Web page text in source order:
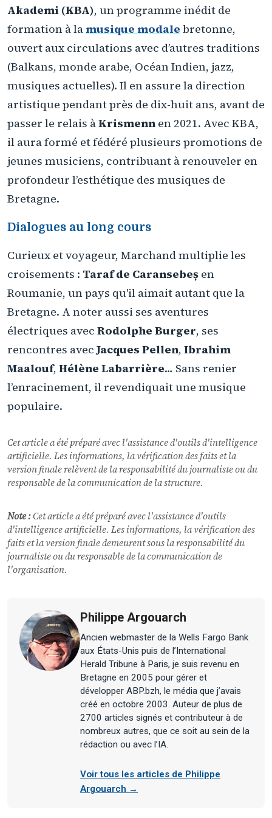
Akademi (KBA), un programme inédit de
formation à lamusique modale bretonne,
ouvert aux circulations avec d’autres traditions
(Balkans, monde arabe, Océan Indien, jazz,
musiques actuelles). Il en assure la direction
artistique pendant près de dix-huit ans, avant de
passer le relais àKrismenn en 2021. Avec KBA,
il aura formé et fédéré plusieurs promotions de
jeunes musiciens, contribuant à renouveler en
profondeur l’esthétique des musiques de
Bretagne.
Dialogues au long cours
Curieux et voyageur, Marchand multiplie les
croisements : Taraf de Caransebeș en
Roumanie, un pays qu'il aimait autant que la
Bretagne. A noter aussi ses aventures
électriques avec Rodolphe Burger, ses
rencontres avecJacques Pellen, Ibrahim
Maalouf, Hélène Labarrière… Sans renier
l’enracinement, il revendiquait une musique
populaire.
Cet article a été préparé avec l'assistance d'outils d'intelligence
artificielle. Les informations, la vérification des faits et la
version finale relèvent de la responsabilité du journaliste ou du
responsable de la communication de la structure.
Note :Cet article a été préparé avec l'assistance d'outils
d'intelligence artificielle. Les informations, la vérification des
faits et la version finale demeurent sous la responsabilité du
journaliste ou du responsable de la communication de
l'organisation.
Philippe Argouarch
Ancien webmaster de la Wells Fargo Bank
aux États-Unis puis de l’International
Herald Tribune à Paris, je suis revenu en
Bretagne en 2005 pour gérer et
développer ABP.bzh, le média que j’avais
créé en octobre 2003. Auteur de plus de
2700 articles signés et contributeur à de
nombreux autres, que ce soit au sein de la
rédaction ou avec l’IA.
Voir tous les articles de Philippe
Argouarch →